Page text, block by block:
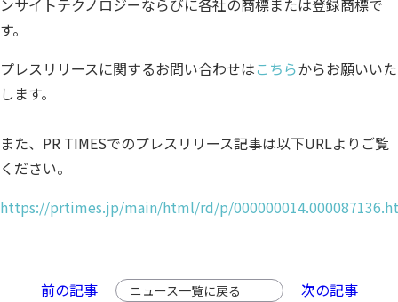
す。
プレスリリースに関するお問い合わせはこちらからお願いいた
します。
また、PR TIMESでのプレスリリース記事は以下URLよりご覧
ください。
https://prtimes.jp/main/html/rd/p/
前の記事 次の記事
ニュース一覧に戻る